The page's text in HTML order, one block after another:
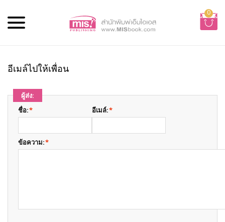
0
อีเมล์ไปให้เพื่อน
ผู้ส่ง:
*
ชื่อ: *
อีเมล์:
*
ข้อความ: